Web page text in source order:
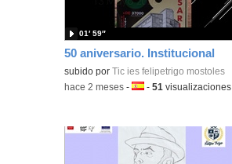
50 aniversario. Institucional
Contenido educativo.
subido por Tic ies felipetrigo mostoles
01′ 59″
-hace 2 meses -Idioma:
-51 visualizaciones